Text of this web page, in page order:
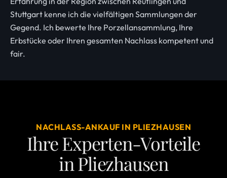
Stuttgart kenne ich die vielfältigen Sammlungen der
Gegend. Ich bewerte Ihre Porzellansammlung, Ihre
Erbstücke oder Ihren gesamten Nachlass kompetent und
fair.
NACHLASS-ANKAUF IN PLIEZHAUSEN
Ihre Experten-Vorteile
in Pliezhausen